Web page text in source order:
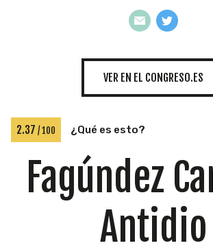
INICIATIVAS
TEMÁTICAS
VER EN EL CONGRESO.ES
2.37 / 100 ¿Qué es esto?
Fagúndez
Antidio